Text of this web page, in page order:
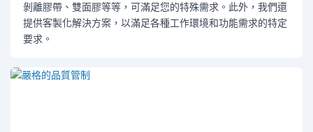
剝離膠帶、雙面膠等等，可滿足您的特殊需求。此外，我們還
提供客製化解決方案，以滿足各種工作環境和功能需求的特定
要求。